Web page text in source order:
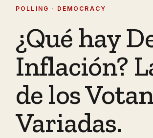
POLLING · DEMOCRACY
¿Qué hay
Inflación?
de los
Variadas.